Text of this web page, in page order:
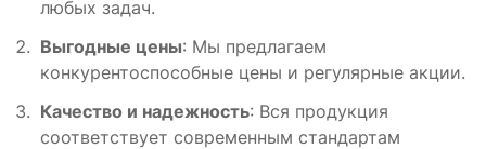
любых задач.
Выгодные цены: Мы предлагаем
конкурентоспособные цены и регулярные акции.
Качество и надежность: Вся продукция
соответствует современным стандартам